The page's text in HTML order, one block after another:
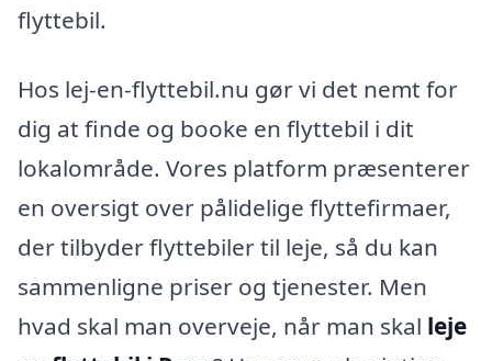
flyttebil.
Hos lej-en-flyttebil.nu gør vi det nemt for
dig at finde og booke en flyttebil i dit
lokalområde. Vores platform præsenterer
en oversigt over pålidelige flyttefirmaer,
der tilbyder flyttebiler til leje, så du kan
sammenligne priser og tjenester. Men
hvad skal man overveje, når man skal leje